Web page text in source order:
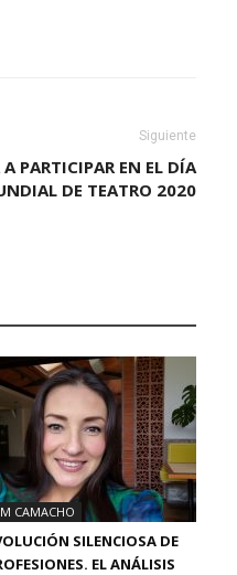
Siguiente
PARTICIPAR EN EL DÍA
DE TEATRO 2020
CAMACHO
SILENCIOSA DE
EL ANÁLISIS